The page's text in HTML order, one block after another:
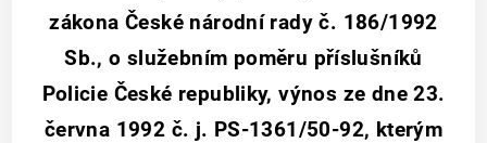
zákona České národní rady č. 186/1992
Sb., o služebním poměru příslušníků
Policie České republiky, výnos ze dne 23.
června 1992 č. j. PS-1361/50-92, kterým